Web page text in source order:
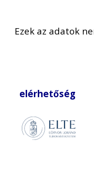
Ezek az adatok
elérhetőség